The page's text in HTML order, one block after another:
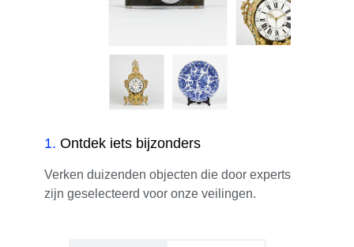
1. Ontdek iets bijzonders
Verken duizenden objecten die door experts
zijn geselecteerd voor onze veilingen.